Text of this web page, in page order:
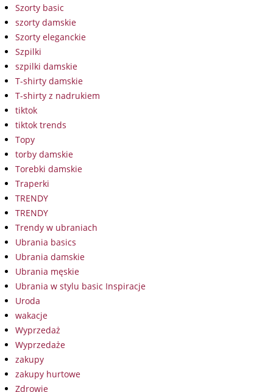
Szorty basic
szorty damskie
Szorty eleganckie
Szpilki
szpilki damskie
T-shirty damskie
T-shirty z nadrukiem
tiktok
tiktok trends
Topy
torby damskie
Torebki damskie
Traperki
TRENDY
TRENDY
Trendy w ubraniach
Ubrania basics
Ubrania damskie
Ubrania męskie
Ubrania w stylu basic Inspiracje
Uroda
wakacje
Wyprzedaż
Wyprzedaże
zakupy
zakupy hurtowe
Zdrowie